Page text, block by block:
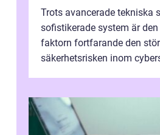
Trots avancerade tekniska
sofistikerade system är
faktorn fortfarande den
säkerhetsrisken inom